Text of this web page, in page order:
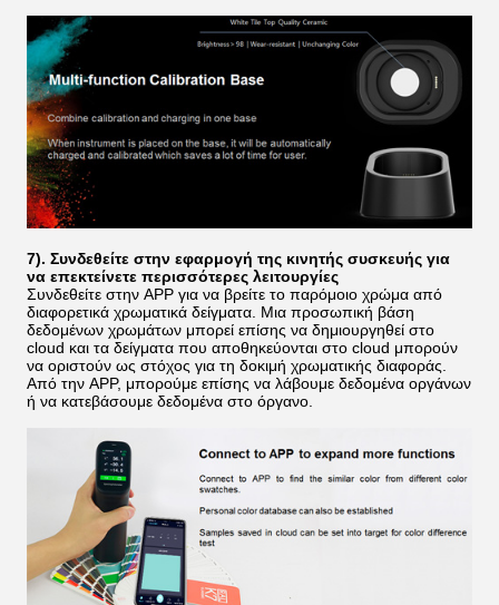
7). Συνδεθείτε στην εφαρμογή της κινητής συσκευής για
να επεκτείνετε περισσότερες λειτουργίες
Συνδεθείτε στην APP για να βρείτε το παρόμοιο χρώμα από
διαφορετικά χρωματικά δείγματα. Μια προσωπική βάση
δεδομένων χρωμάτων μπορεί επίσης να δημιουργηθεί στο
cloud και τα δείγματα που αποθηκεύονται στο cloud μπορούν
να οριστούν ως στόχος για τη δοκιμή χρωματικής διαφοράς.
Από την APP, μπορούμε επίσης να λάβουμε δεδομένα οργάνων
ή να κατεβάσουμε δεδομένα στο όργανο.